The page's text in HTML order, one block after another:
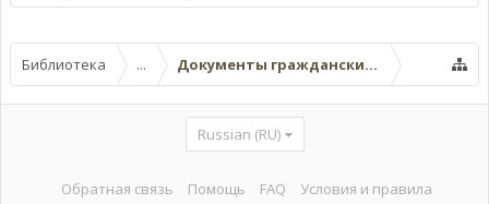
Библиотека ... Документы гражданских ведомств
Russian (RU)
Обратная связь Помощь FAQ Условия и правила